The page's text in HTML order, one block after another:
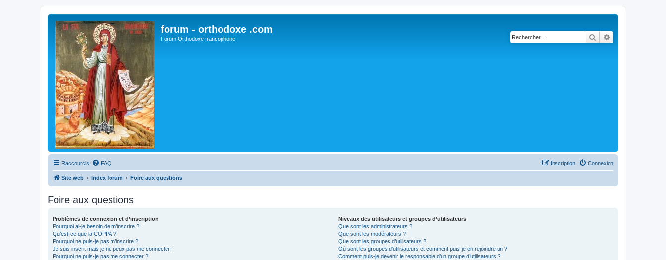
forum - orthodoxe .com
Forum Orthodoxe francophone Rechercher
Raccourcis FAQ Connexion
Inscription
Site web Index forum Foire aux questions
Foire aux questions
Problèmes de connexion et d’inscription
Pourquoi ai-je besoin de m’inscrire ?
Qu’est-ce que la COPPA ?
Pourquoi ne puis-je pas m’inscrire ?
Je suis inscrit mais je ne peux pas me connecter !
Pourquoi ne puis-je pas me connecter ?
Niveaux des utilisateurs et groupes d’utilisateurs
Que sont les administrateurs ?
Que sont les modérateurs ?
Que sont les groupes d’utilisateurs ?
Où sont les groupes d’utilisateurs et comment puis-je en rejoindre un ?
Comment puis-je devenir le responsable d’un groupe d’utilisateurs ?